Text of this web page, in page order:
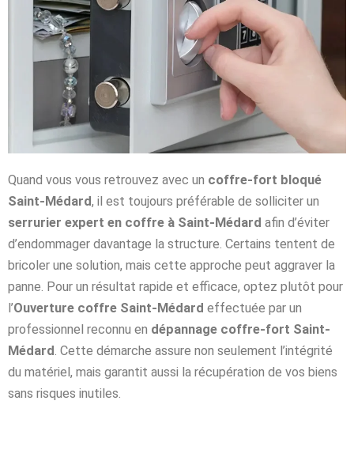
Quand vous vous retrouvez avec un coffre-fort bloqué
Saint-Médard, il est toujours préférable de solliciter un
serrurier expert en coffre à Saint-Médard afin d’éviter
d’endommager davantage la structure. Certains tentent de
bricoler une solution, mais cette approche peut aggraver la
panne. Pour un résultat rapide et efficace, optez plutôt pour
l’Ouverture coffre Saint-Médard effectuée par un
professionnel reconnu en dépannage coffre-fort Saint-
Médard. Cette démarche assure non seulement l’intégrité
du matériel, mais garantit aussi la récupération de vos biens
sans risques inutiles.